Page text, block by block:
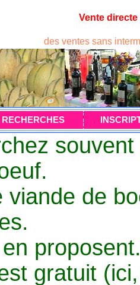
Vente
des ventes sans
RECHERCHES
viande de
gratuit